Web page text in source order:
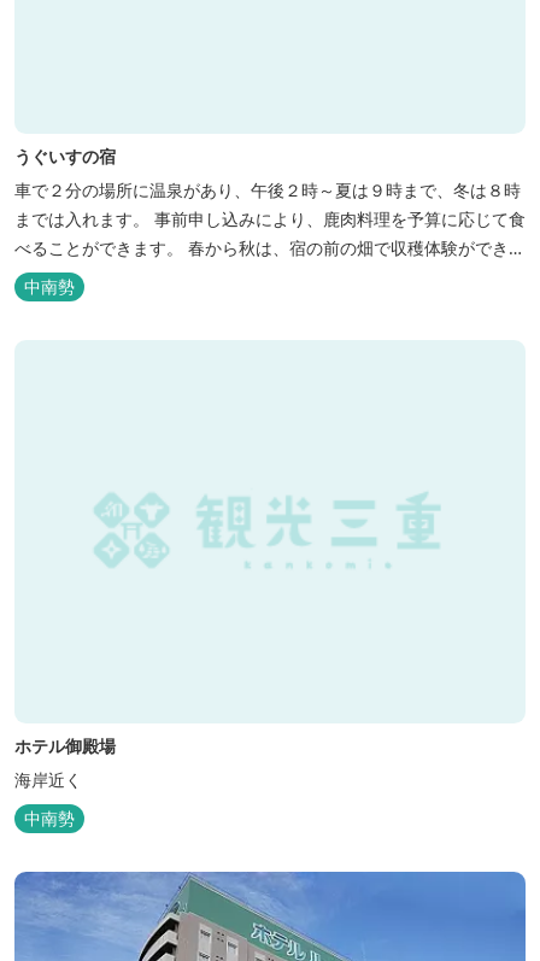
うぐいすの宿
車で２分の場所に温泉があり、午後２時～夏は９時まで、冬は８時
までは入れます。 事前申し込みにより、鹿肉料理を予算に応じて食
べることができます。 春から秋は、宿の前の畑で収穫体験ができ、
その野菜で夕食もできます。
中南勢
ホテル御殿場
海岸近く
中南勢